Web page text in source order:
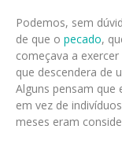
Podemos, sem
de que o pecado,
começava a
que descendera de
Alguns pensam que
em vez de
meses eram